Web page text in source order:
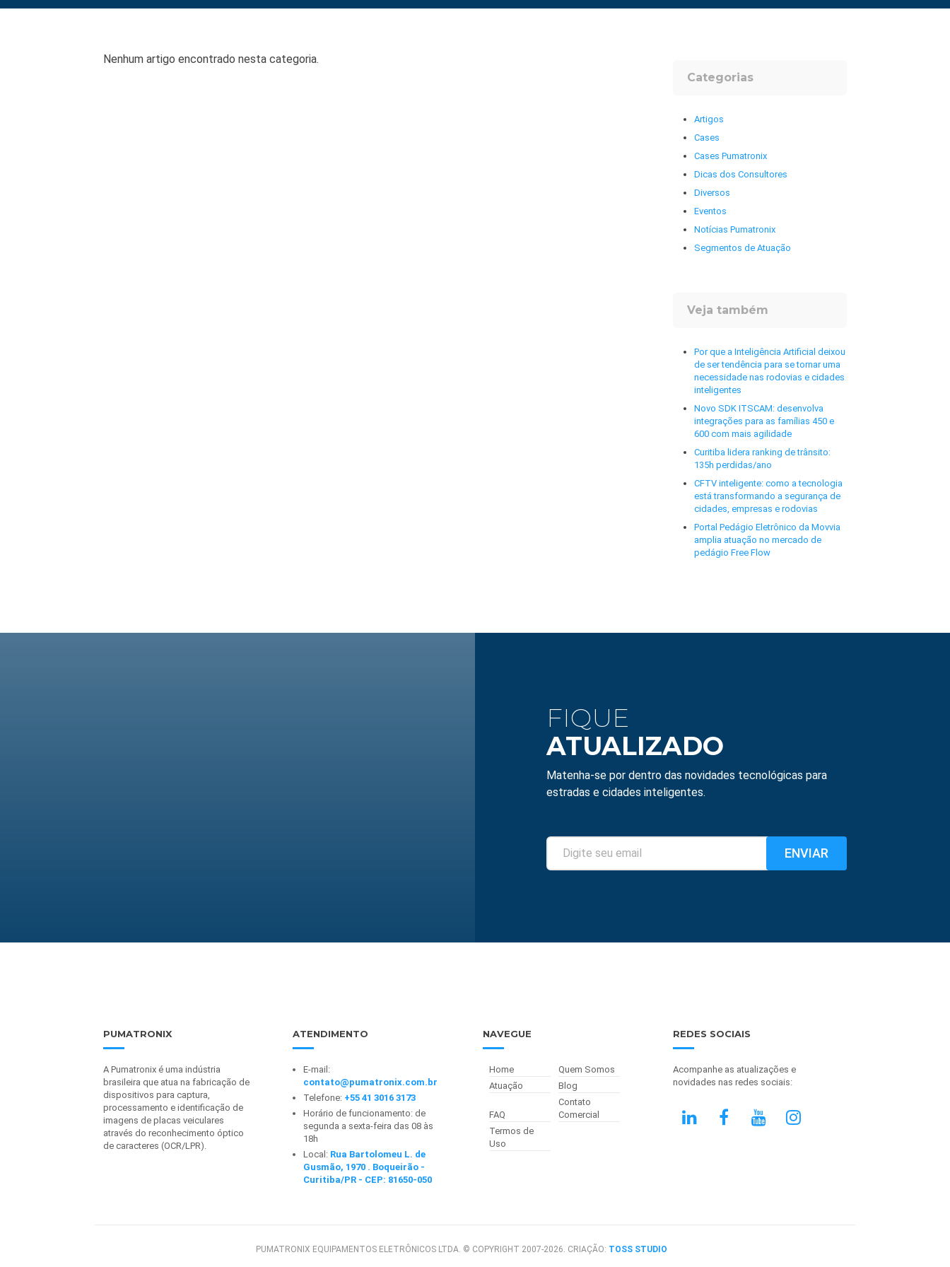
Nenhum artigo encontrado nesta categoria.
Categorias
Artigos
Cases
Cases Pumatronix
Dicas dos Consultores
Diversos
Eventos
Notícias Pumatronix
Segmentos de Atuação
Veja também
Por que a Inteligência Artificial deixou
de ser tendência para se tornar uma
necessidade nas rodovias e cidades
inteligentes
Novo SDK ITSCAM: desenvolva
integrações para as famílias 450 e
600 com mais agilidade
Curitiba lidera ranking de trânsito:
135h perdidas/ano
CFTV inteligente: como a tecnologia
está transformando a segurança de
cidades, empresas e rodovias
Portal Pedágio Eletrônico da Movvia
amplia atuação no mercado de
pedágio Free Flow
FIQUE
ATUALIZADO
Matenha-se por dentro das novidades tecnológicas para
estradas e cidades inteligentes.
PUMATRONIX
A Pumatronix é uma indústria
brasileira que atua na fabricação de
dispositivos para captura,
processamento e identificação de
imagens de placas veiculares
através do reconhecimento óptico
de caracteres (OCR/LPR).
ATENDIMENTO
E-mail:
contato@pumatronix.com.br
Telefone: +55 41 3016 3173
Horário de funcionamento: de
segunda a sexta-feira das 08 às
18h
Local: Rua Bartolomeu L. de
Gusmão, 1970 . Boqueirão -
Curitiba/PR - CEP: 81650-050
NAVEGUE
Home
Quem Somos
Atuação
Blog
FAQ
Contato
Comercial
Termos de
Uso
REDES SOCIAIS
Acompanhe as atualizações e
novidades nas redes sociais:
PUMATRONIX EQUIPAMENTOS ELETRÔNICOS LTDA. © COPYRIGHT 2007-2026. CRIAÇÃO: TOSS STUDIO